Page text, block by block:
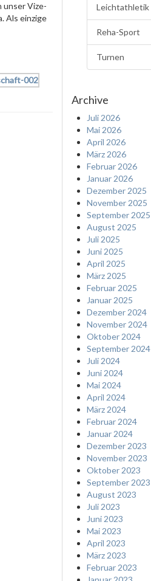
unser Vize-
Als einzige
Leichtathletik
Reha-Sport
Turnen
Archive
Juli 2026
Mai 2026
April 2026
März 2026
Februar 2026
Januar 2026
Dezember 2025
November 2025
September 2025
August 2025
Juli 2025
Juni 2025
April 2025
März 2025
Februar 2025
Januar 2025
Dezember 2024
November 2024
Oktober 2024
September 2024
Juli 2024
Juni 2024
Mai 2024
April 2024
März 2024
Februar 2024
Januar 2024
Dezember 2023
November 2023
Oktober 2023
September 2023
August 2023
Juli 2023
Juni 2023
Mai 2023
April 2023
März 2023
Februar 2023